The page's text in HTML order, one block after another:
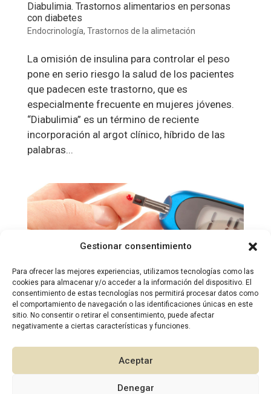
Gestionar consentimiento
Para ofrecer las mejores experiencias, utilizamos tecnologías como las
cookies para almacenar y/o acceder a la información del dispositivo. El
consentimiento de estas tecnologías nos permitirá procesar datos como
el comportamiento de navegación o las identificaciones únicas en este
sitio. No consentir o retirar el consentimiento, puede afectar
negativamente a ciertas características y funciones.
Aceptar
Denegar
Diabulimia. Trastornos alimentarios en personas
con diabetes
Endocrinología, Trastornos de la alimetación
La omisión de insulina para controlar el peso
pone en serio riesgo la salud de los pacientes
que padecen este trastorno, que es
especialmente frecuente en mujeres jóvenes.
“Diabulimia” es un término de reciente
incorporación al argot clínico, híbrido de las
palabras...
Endocrinología,Odontología
La diabetes es una enfermedad que repercute
en todo el organismo y la boca es parte de él.
La salud bucodental está relacionada con la
diabetes de modo directo e importante. Cuanto
peor sea el control de la diabetes más
afectación de la boca habrá, es decir, cuando...